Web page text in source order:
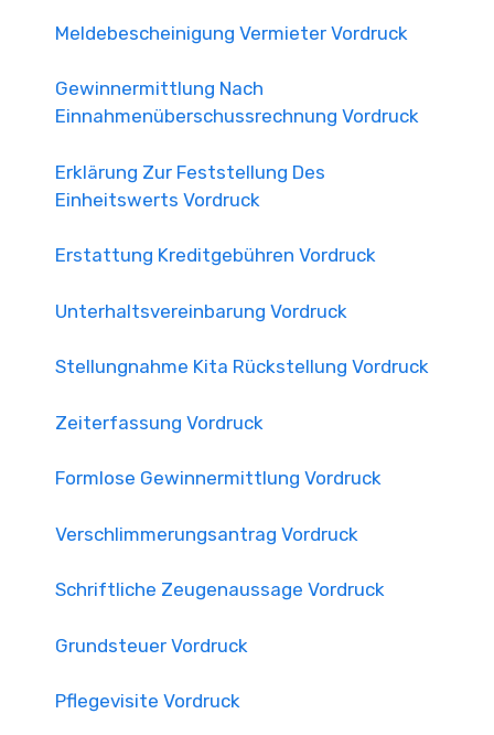
Meldebescheinigung Vermieter Vordruck
Gewinnermittlung Nach
Einnahmenüberschussrechnung Vordruck
Erklärung Zur Feststellung Des
Einheitswerts Vordruck
Erstattung Kreditgebühren Vordruck
Unterhaltsvereinbarung Vordruck
Stellungnahme Kita Rückstellung Vordruck
Zeiterfassung Vordruck
Formlose Gewinnermittlung Vordruck
Verschlimmerungsantrag Vordruck
Schriftliche Zeugenaussage Vordruck
Grundsteuer Vordruck
Pflegevisite Vordruck